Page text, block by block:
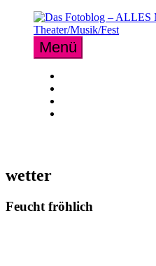
Menü
wetter
Feucht fröhlich